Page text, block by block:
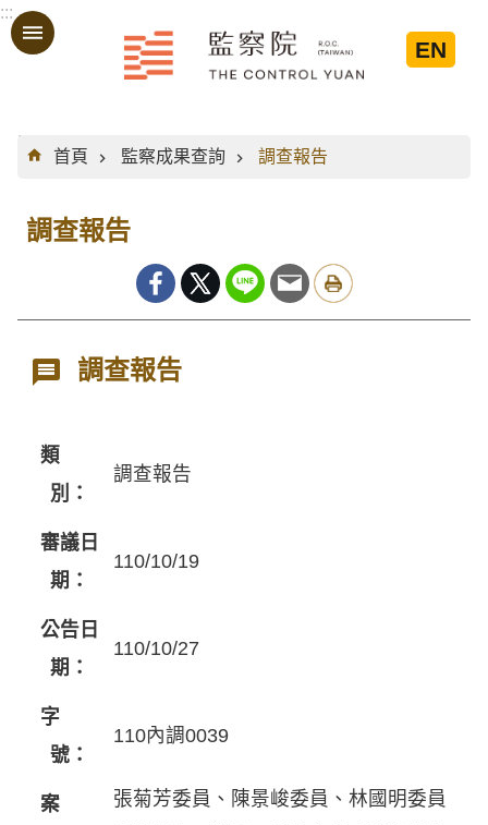
跳到主要內容區塊
:::
EN
:::
首頁
監察成果查詢 調查報告
調查報告
調查報告
類
別：
調查報告
審議日
期：
110/10/19
公告日
期：
110/10/27
字
號：
110內調0039
案
張菊芳委員、陳景峻委員、林國明委員